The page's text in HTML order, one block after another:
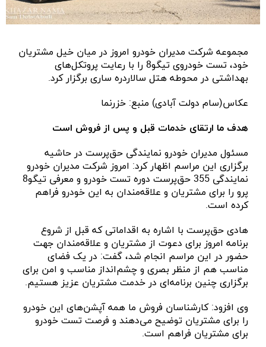
مجموعه شرکت مدیران خودرو امروز در میان خیل مشتریان
خود، تست خودروی تیگو8 را با رعایت پروتکل‌های
بهداشتی در محوطه هتل سالاردره ساری برگزار کرد.
عکاس(سام دولت آبادی) منبع: خزرنما
هدف ما ارتقای خدمات قبل و پس از فروش است
مسئول مدیران خودرو نمایندگی حق‌پرست در حاشیه
برگزاری این مراسم اظهار کرد: امروز شرکت مدیران خودرو
نمایندگی 355 حق‌پرست دوره تست خودرو و معرفی تیگو8
پرو را برای مشتریان و علاقه‌مندان به این خودرو فراهم
کرده است.
هادی حق‌پرست با اشاره به اقداماتی که قبل از شروع
برنامه امروز برای دعوت از مشتریان و علاقه‌مندان جهت
حضور در این مراسم انجام شد، گفت: در یک فضای
مناسب هم از منظر بصری و چشم‌انداز مناسب و امن برای
برگزاری چنین برنامه‌ای در خدمت مشتریان عزیز هستیم.
وی افزود: کارشناسان فروش ما همه آپشن‌های این خودرو
را برای مشتریان توضیح می‌دهند و فرصت تست خودرو
برای مشتریان فراهم است.